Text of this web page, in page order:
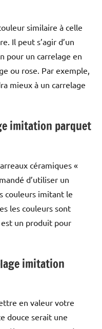
similaire à celle
Il peut s’agir d’un
pour un carrelage en
ou rose. Par exemple,
mieux à un carrelage
imitation parquet
céramiques «
d’utiliser un
couleurs imitant le
les couleurs sont
un produit pour
imitation
en valeur votre
douce serait une